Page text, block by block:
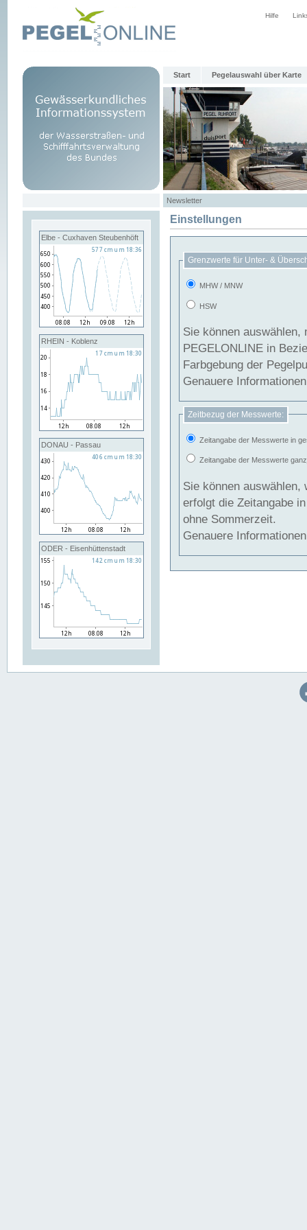
Hilfe
Start Pegelauswahl über Karte
Newsletter
Elbe - Cuxhaven Steubenhöft
RHEIN - Koblenz
DONAU - Passau
ODER - Eisenhüttenstadt
Einstellungen
Grenzwerte für Unter- &
MHW / MNW
HSW
Sie können
PEGELONLINE in Beziehung
Farbgebung der
Genauere
Zeitbezug der Messwerte:
Zeitangabe der Messwerte in
Zeitangabe der Messwerte
Sie können auswählen,
erfolgt die Zeitangabe
ohne Sommerzeit.
Genauere